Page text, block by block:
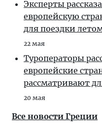
Эксперты
европейскую
для поездки
22 мая
Туроператоры
европейские
рассматривают
20 мая
Все новости Греции